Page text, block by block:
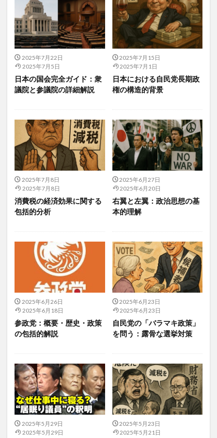
フィルター・バブル
フィンテック
フィンペシア
フェイスマスク
フェヌグリーク
フェリチン鉄
フォーサイト
フォールスコンセンサス効果
フキノトウ
ふすま
プチシワ取り
プッシュアップ
ブッダ
フッ化物
フッ素入り歯磨き粉
ブライアン・R・リトル
プライマリーバランス
プライマリーバランス黒字化
フラクショナルCO2レーザー
フラクショナルレーザー
プラザ合意
プラジミール公園
プラズマローゲン
プラセボ
プラセンタ
ブラックコホシュ
フラッシュバック
ブラッシング
フランク・オスキー
フランチャイズ
ブランディング
ブランド価値
ブランド化
プリマビエ
ブリヤート族
プリンスメロン
プリンツメタル狭心症
ブルースリー
フルーツ水
フルーツ酵素
ブルートフォース攻撃
プルーニング
プルーフ・オブ・ワーク
プルーフオブステーク
プルーフオブワーク
ブルーベリー
フルアクセル
プルアップ
ブルガリアヨーグルト
ふるさと納税
フレーバーウォーター
フレーベル
フレーム問題
ブレスチェッカー
プレゼンノート
ブレトンウッズ協定
プレバイオティクス
フレンチ・パラドックス
フロージュ
ブログ
ブログテーマ
ブログを書くメリット
ブログ成功
ブログ成長
プロゲステロン
2025年7月22日
2025年7月5日
日本の国会完全ガイド：衆
議院と参議院の詳細解説
2025年7月15日
2025年7月1日
日本における自民党長期政
権の構造的背景
2025年7月8日
2025年7月8日
消費税の経済効果に関する
包括的分析
2025年6月27日
2025年6月20日
右翼と左翼：政治思想の基
本的理解
2025年6月26日
2025年6月18日
参政党：概要・歴史・政策
の包括的解説
2025年6月23日
2025年6月23日
自民党の「バラマキ政策」
を問う：露骨な選挙対策
2025年5月29日
2025年5月29日
2025年5月23日
2025年5月21日